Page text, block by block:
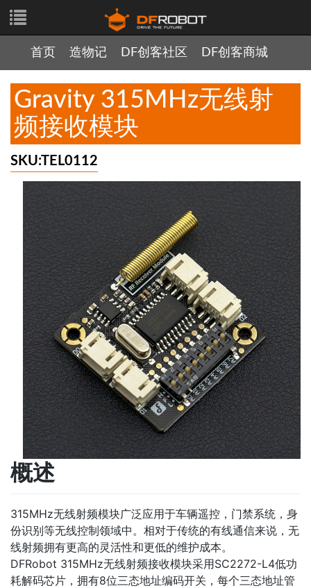
首页 造物记 DF创客社区 DF创客商城
Gravity 315MHz无线射
频接收模块
SKU:TEL0112
概述
315MHz无线射频模块广泛应用于车辆遥控，门禁系统，身
份识别等无线控制领域中。相对于传统的有线通信来说，无
线射频拥有更高的灵活性和更低的维护成本。
DFRobot 315MHz无线射频接收模块采用SC2272-L4低功
耗解码芯片，拥有8位三态地址编码开关，每个三态地址管